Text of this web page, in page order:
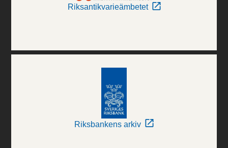
Riksantikvarieämbetet
Riksbankens arkiv